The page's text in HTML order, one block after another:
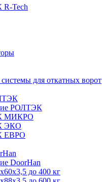
Tech
для откатных ворот
РОЛТЭК
МИКРО
ЭКО
ЕВРО
DoorHan
до 400 кг